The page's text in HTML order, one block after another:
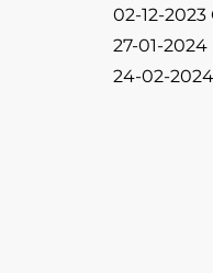
02-12-
27-01-
24-02-